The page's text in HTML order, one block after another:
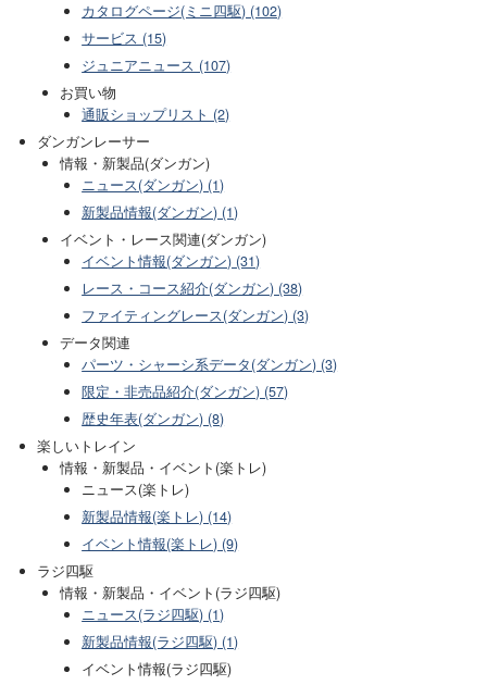
カタログページ(ミニ四駆) (102)
サービス (15)
ジュニアニュース (107)
お買い物
通販ショップリスト (2)
ダンガンレーサー
情報・新製品(ダンガン)
ニュース(ダンガン) (1)
新製品情報(ダンガン) (1)
イベント・レース関連(ダンガン)
イベント情報(ダンガン) (31)
レース・コース紹介(ダンガン) (38)
ファイティングレース(ダンガン) (3)
データ関連
パーツ・シャーシ系データ(ダンガン) (3)
限定・非売品紹介(ダンガン) (57)
歴史年表(ダンガン) (8)
楽しいトレイン
情報・新製品・イベント(楽トレ)
ニュース(楽トレ)
新製品情報(楽トレ) (14)
イベント情報(楽トレ) (9)
ラジ四駆
情報・新製品・イベント(ラジ四駆)
ニュース(ラジ四駆) (1)
新製品情報(ラジ四駆) (1)
イベント情報(ラジ四駆)